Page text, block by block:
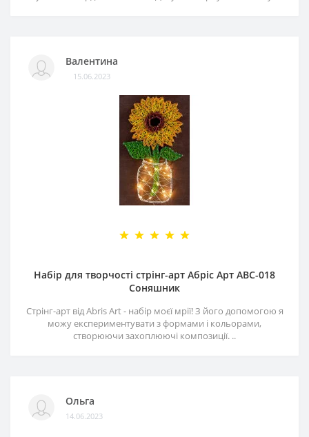
Валентина
15.06.2023
Набір для творчості стрінг-арт Абріс Арт АВС-018
Соняшник
Стрінг-арт від Abris Art - набір моєї мрії! З його допомогою я
можу експериментувати з формами і кольорами,
створюючи захоплюючі композиції. ..
Ольга
14.06.2023